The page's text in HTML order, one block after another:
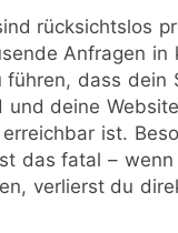
rücksichtslos
Anfragen in
führen, dass dein
und deine
ist.
das fatal –
verlierst du